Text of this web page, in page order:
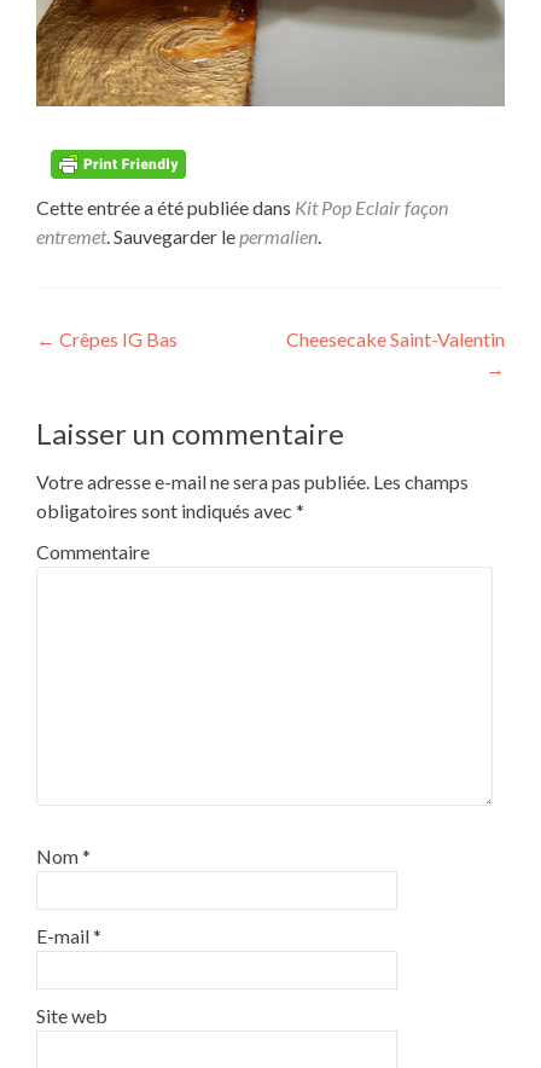
Cette entrée a été publiée dans Kit Pop Eclair façon
entremet. Sauvegarder lepermalien.
Navigation
l’article
← Crêpes IG Bas
Cheesecake Saint-Valentin
→
Laisser un commentaire
Votre adresse e-mail ne sera pas publiée. Les champs
obligatoires sont indiqués avec *
Commentaire
Nom*
E-mail*
Site web